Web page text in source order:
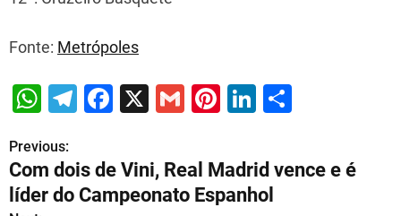
Fonte: Metrópoles
W
at
s
T
e
gr
F
c
e
X
G
ai
l
Pi
er
e
Li
k
e
e
P
o
Previous:
Com dois de Vini, Real Madrid vence e é
líder do Campeonato Espanhol